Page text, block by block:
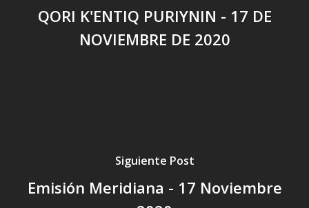
QORI K'ENTIQ PURIYNIN - 17 DE
NOVIEMBRE DE 2020
Siguiente Post
Emisión Meridiana - 17 Noviembre